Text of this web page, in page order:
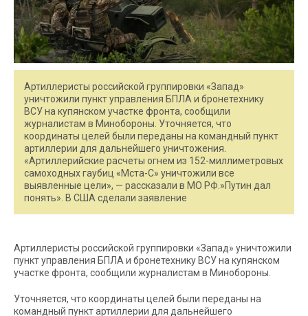
Артиллеристы российской группировки «Запад»
уничтожили пункт управления БПЛА и бронетехнику
ВСУ на купянском участке фронта, сообщили
журналистам в Минобороны. Уточняется, что
координаты целей были переданы на командный пункт
артиллерии для дальнейшего уничтожения.
«Артиллерийские расчеты огнем из 152-миллиметровых
самоходных гаубиц «Мста-С» уничтожили все
выявленные цели», — рассказали в МО РФ.»Путин дал
понять». В США сделали заявление
Артиллеристы российской группировки «Запад» уничтожили
пункт управления БПЛА и бронетехнику ВСУ на купянском
участке фронта, сообщили журналистам в Минобороны.
Уточняется, что координаты целей были переданы на
командный пункт артиллерии для дальнейшего